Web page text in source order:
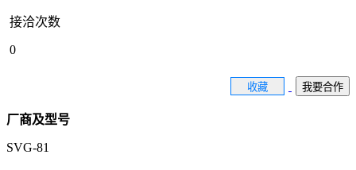
接洽次数
0
收藏 我要合作
厂商及型号
SVG-81